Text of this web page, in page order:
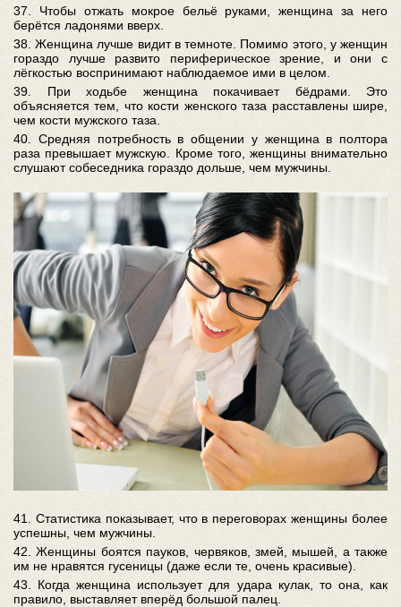
37. Чтобы отжать мокрое бельё руками, женщина за него
берётся ладонями вверх.
38. Женщина лучше видит в темноте. Помимо этого, у женщин
гораздо лучше развито периферическое зрение, и они с
лёгкостью воспринимают наблюдаемое ими в целом.
39. При ходьбе женщина покачивает бёдрами. Это
объясняется тем, что кости женского таза расставлены шире,
чем кости мужского таза.
40. Средняя потребность в общении у женщина в полтора
раза превышает мужскую. Кроме того, женщины внимательно
слушают собеседника гораздо дольше, чем мужчины.
41. Статистика показывает, что в переговорах женщины более
успешны, чем мужчины.
42. Женщины боятся пауков, червяков, змей, мышей, а также
им не нравятся гусеницы (даже если те, очень красивые).
43. Когда женщина использует для удара кулак, то она, как
правило, выставляет вперёд большой палец.